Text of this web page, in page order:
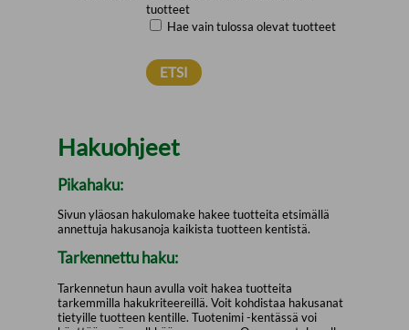
tuotteet
Hae vain tulossa olevat tuotteet
Hakuohjeet
Pikahaku:
Sivun yläosan hakulomake hakee tuotteita etsimällä
annettuja hakusanoja kaikista tuotteen kentistä.
Tarkennettu haku:
Tarkennetun haun avulla voit hakea tuotteita
tarkemmilla hakukriteereillä. Voit kohdistaa hakusanat
tietyille tuotteen kentille. Tuotenimi -kentässä voi